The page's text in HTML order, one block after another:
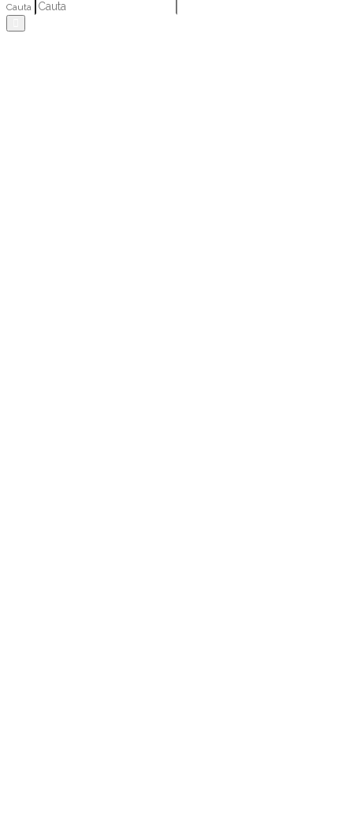
Cauta